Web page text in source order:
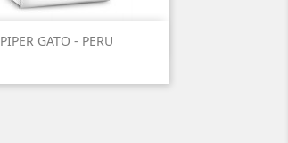
PIPER GATO - PERU
 Vista rápida